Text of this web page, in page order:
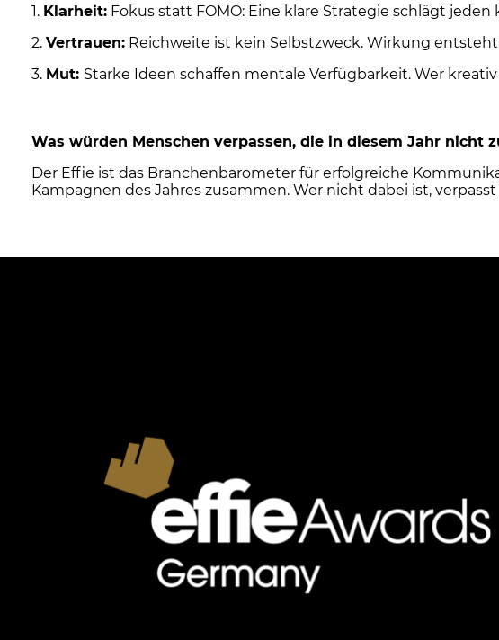
1. Klarheit: Fokus statt FOMO: Eine klare Strategie schlägt jeden
2. Vertrauen: Reichweite ist kein Selbstzweck. Wirkung
3. Mut: Starke Ideen schaffen mentale Verfügbarkeit. Wer
Was würden Menschen verpassen, die in diesem Jahr nicht
Der Effie ist das Branchenbarometer für erfolgreiche
Kampagnen des Jahres zusammen. Wer nicht dabei ist,